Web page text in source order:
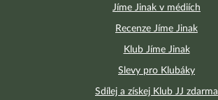
Jíme Jinak v médiích
Recenze Jíme Jinak
Klub Jíme Jinak
Slevy pro Klubáky
Sdílej a získej Klub JJ zdarma